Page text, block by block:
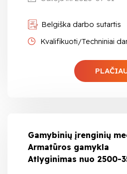
Belgiška darbo sutartis
Kvalifikuoti/Techniniai
Gamybinių įrenginių
Armatūros gamykla
Atlyginimas nuo 2500-